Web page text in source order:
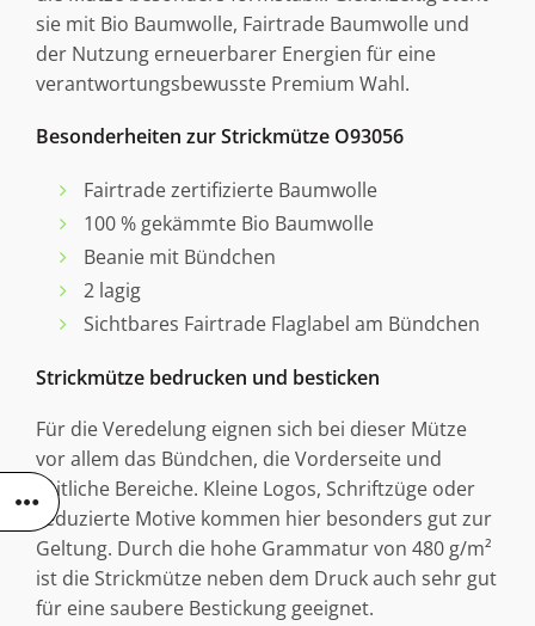
sie mit Bio Baumwolle, Fairtrade Baumwolle und
der Nutzung erneuerbarer Energien für eine
verantwortungsbewusste Premium Wahl.
Besonderheiten zur Strickmütze O93056
Fairtrade zertifizierte Baumwolle
100 % gekämmte Bio Baumwolle
Beanie mit Bündchen
2 lagig
Sichtbares Fairtrade Flaglabel am Bündchen
Strickmütze bedrucken und besticken
Für die Veredelung eignen sich bei dieser Mütze
vor allem das Bündchen, die Vorderseite und
seitliche Bereiche. Kleine Logos, Schriftzüge oder
reduzierte Motive kommen hier besonders gut zur
Geltung. Durch die hohe Grammatur von 480 g/m²
ist die Strickmütze neben dem Druck auch sehr gut
für eine saubere Bestickung geeignet.